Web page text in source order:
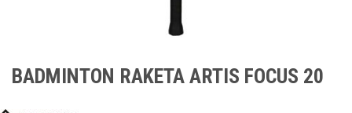
BADMINTON RAKETA ARTIS FOCUS 20